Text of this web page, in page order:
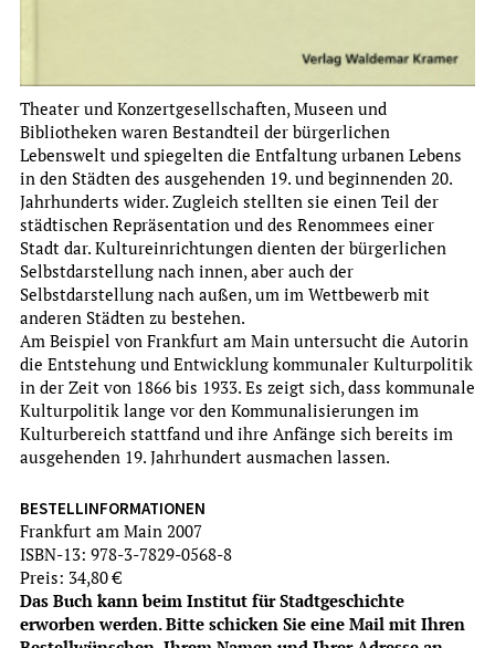
Theater und Konzertgesellschaften, Museen und
Bibliotheken waren Bestandteil der bürgerlichen
Lebenswelt und spiegelten die Entfaltung urbanen Lebens
in den Städten des ausgehenden 19. und beginnenden 20.
Jahrhunderts wider. Zugleich stellten sie einen Teil der
städtischen Repräsentation und des Renommees einer
Stadt dar. Kultureinrichtungen dienten der bürgerlichen
Selbstdarstellung nach innen, aber auch der
Selbstdarstellung nach außen, um im Wettbewerb mit
anderen Städten zu bestehen.
Am Beispiel von Frankfurt am Main untersucht die Autorin
die Entstehung und Entwicklung kommunaler Kulturpolitik
in der Zeit von 1866 bis 1933. Es zeigt sich, dass kommunale
Kulturpolitik lange vor den Kommunalisierungen im
Kulturbereich stattfand und ihre Anfänge sich bereits im
ausgehenden 19. Jahrhundert ausmachen lassen.
BESTELLINFORMATIONEN
Frankfurt am Main 2007
ISBN-13: 978-3-7829-0568-8
Preis: 34,80 €
Das Buch kann beim Institut für Stadtgeschichte
erworben werden. Bitte schicken Sie eine Mail mit Ihren
Christina Treutlein
DER ARCHITEKT CARL-HERMANN RUDLOFF (1890-1949) -
PROTAGONIST DES SIEDLUNGSBAUS IM NEUEN
FRANKFURT
Studien zur Frankfurter Geschichte, Band 68, Hrsg.
Evelyn Brockhoff
mehr